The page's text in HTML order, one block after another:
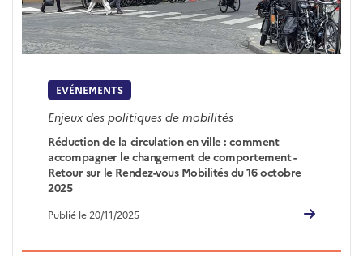
EVÉNEMENTS
Enjeux des politiques de mobilités
Réduction de la circulation en ville : comment
accompagner le changement de comportement -
Retour sur le Rendez-vous Mobilités du 16 octobre
2025
Publié le 20/11/2025